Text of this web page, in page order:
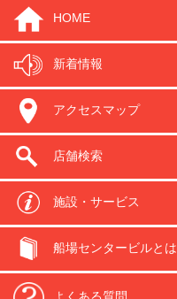
HOME
新着情報
アクセスマップ
店舗検索
施設・サービス
船場センタービルとは